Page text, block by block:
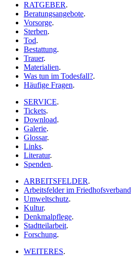
RATGEBER.
Beratungsangebote.
Vorsorge.
Sterben.
Tod.
Bestattung.
Trauer.
Materialien.
Was tun im Todesfall?.
Häufige Fragen.
SERVICE.
Tickets.
Download.
Galerie.
Glossar.
Links.
Literatur.
Spenden.
ARBEITSFELDER.
Arbeitsfelder im Friedhofsverband
Umweltschutz.
Kultur.
Denkmalpflege.
Stadtteilarbeit.
Forschung.
WEITERES.